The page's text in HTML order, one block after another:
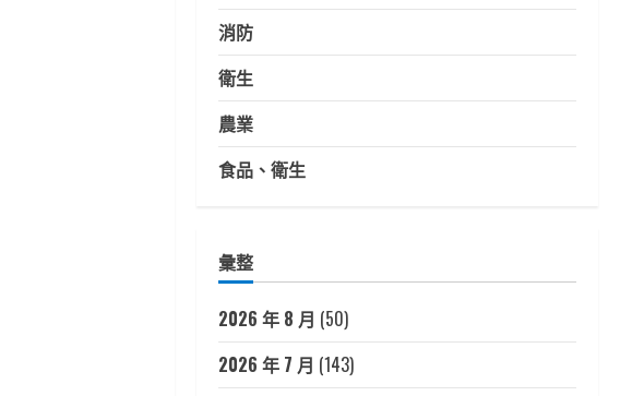
消防
衛生
農業
食品、衛生
彙整
2026 年 8 月 (50)
2026 年 7 月 (143)